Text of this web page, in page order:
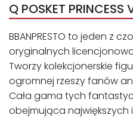
Q POSKET PRINCESS
BBANPRESTO to jeden z
oryginalnych
Tworzy kolekcjonerskie
ogromnej rzeszy fanów
Cała gama tych
obejmująca największych